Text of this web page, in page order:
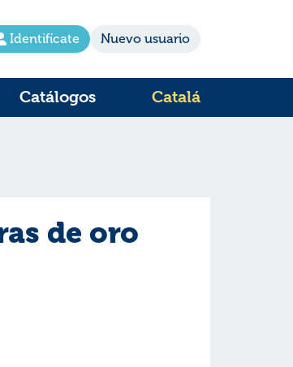
Identifícate Nuevo usuario
Catálogos Catalá
de oro